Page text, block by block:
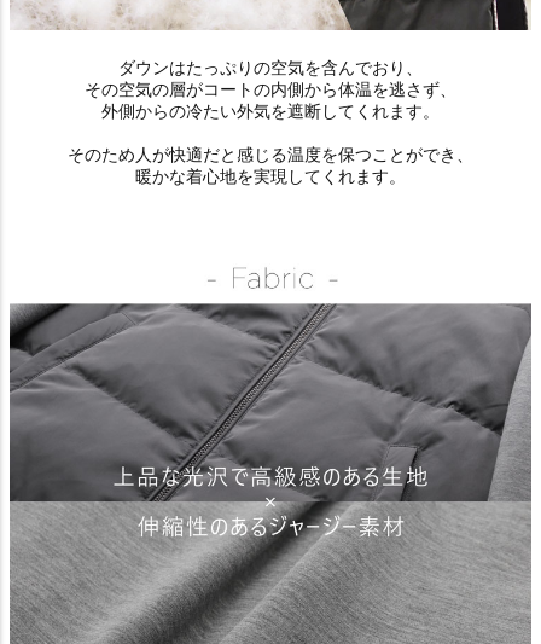
ダウンはたっぷりの空気を含んでおり、
その空気の層がコートの内側から体温を逃さず、
外側からの冷たい外気を遮断してくれます。
そのため人が快適だと感じる温度を保つことができ、
暖かな着心地を実現してくれます。